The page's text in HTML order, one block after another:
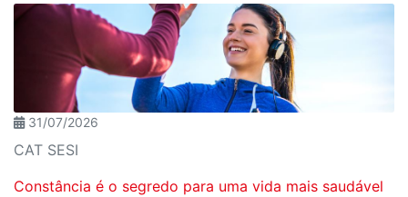
31/07/2026
CAT SESI
Constância é o segredo para uma vida mais saudável